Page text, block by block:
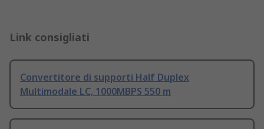
Link consigliati
Convertitore di supporti Half Duplex
Multimodale LC, 1000MBPS 550 m